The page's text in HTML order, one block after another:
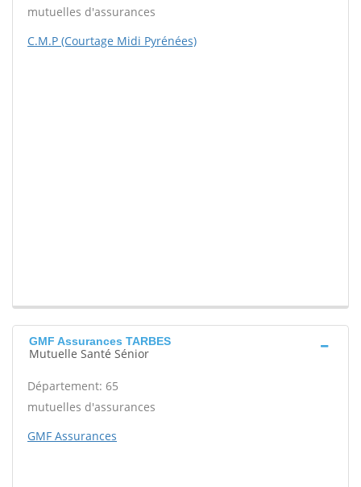
mutuelles d'assurances
C.M.P (Courtage Midi Pyrénées)
GMF Assurances TARBES
Mutuelle Santé Sénior
Département: 65
mutuelles d'assurances
GMF Assurances